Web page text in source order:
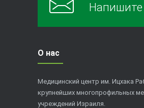
О нас
Медицинский центр им. Ицхака
крупнейших многопрофильных
учреждений Израиля.